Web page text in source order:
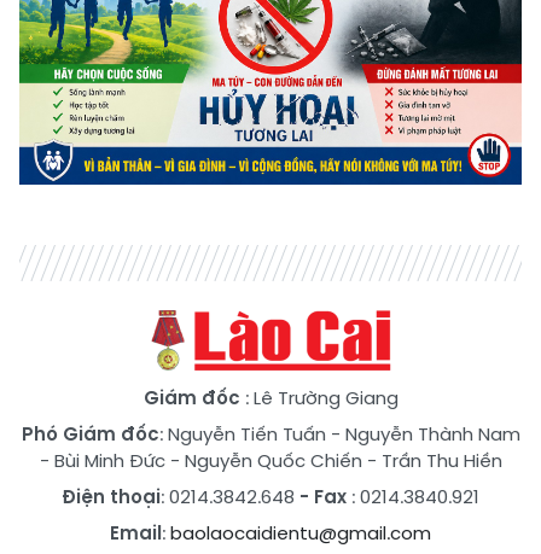
Giám đốc : Lê Trường Giang
Phó Giám đốc:Nguyễn Tiến Tuấn - Nguyễn Thành Nam
- Bùi Minh Đức- Nguyễn Quốc Chiến - Trần Thu Hiền
Điện thoại: 0214.3842.648 - Fax : 0214.3840.921
Email:baolaocaidientu@gmail.com